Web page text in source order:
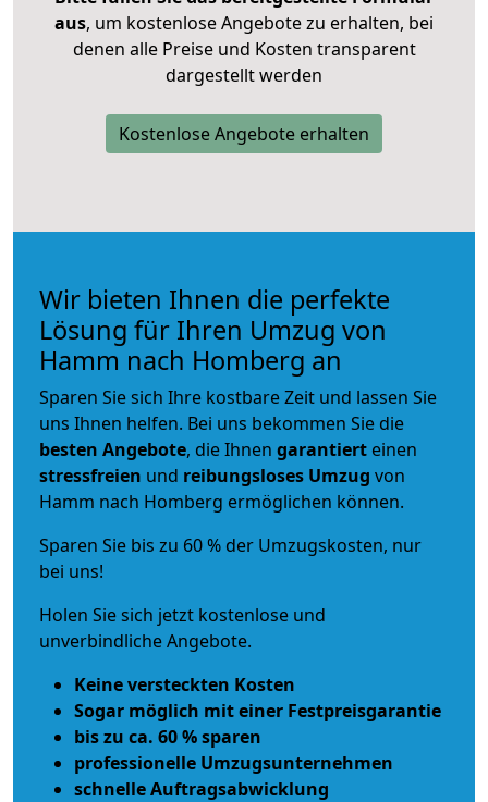
aus, um kostenlose Angebote zu erhalten, bei
denen alle Preise und Kosten transparent
dargestellt werden
Kostenlose Angebote erhalten
Wir bieten Ihnen die perfekte
Lösung für Ihren Umzug von
Hamm nach Homberg an
Sparen Sie sich Ihre kostbare Zeit und lassen Sie
uns Ihnen helfen. Bei uns bekommen Sie die
besten Angebote, die Ihnen garantiert einen
stressfreien und reibungsloses Umzug von
Hamm nach Homberg ermöglichen können.
Sparen Sie bis zu 60 % der Umzugskosten, nur
bei uns!
Holen Sie sich jetzt kostenlose und
unverbindliche Angebote.
Keine versteckten Kosten
Sogar möglich mit einer Festpreisgarantie
bis zu ca. 60 % sparen
professionelle Umzugsunternehmen
schnelle Auftragsabwicklung